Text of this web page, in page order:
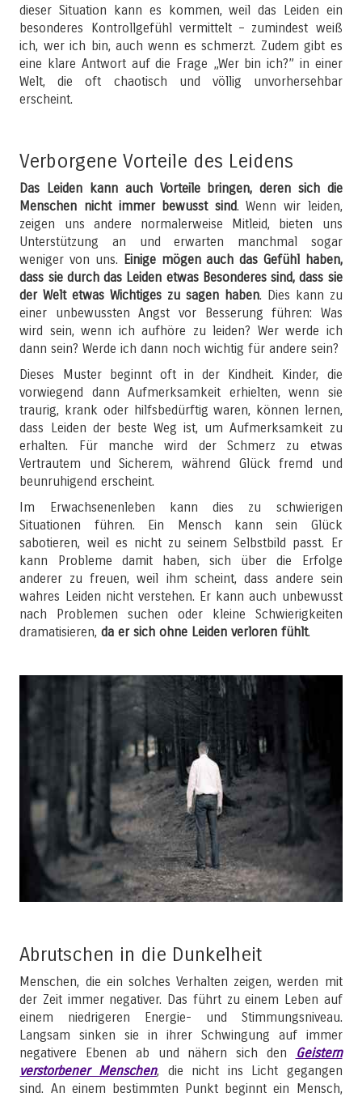
dieser Situation kann es kommen, weil das Leiden ein
besonderes Kontrollgefühl vermittelt – zumindest weiß
ich, wer ich bin, auch wenn es schmerzt. Zudem gibt es
eine klare Antwort auf die Frage „Wer bin ich?” in einer
Welt, die oft chaotisch und völlig unvorhersehbar
erscheint.
Verborgene Vorteile des Leidens
Das Leiden kann auch Vorteile bringen, deren sich die
Menschen nicht immer bewusst sind. Wenn wir leiden,
zeigen uns andere normalerweise Mitleid, bieten uns
Unterstützung an und erwarten manchmal sogar
weniger von uns. Einige mögen auch das Gefühl haben,
dass sie durch das Leiden etwas Besonderes sind, dass sie
der Welt etwas Wichtiges zu sagen haben. Dies kann zu
einer unbewussten Angst vor Besserung führen: Was
wird sein, wenn ich aufhöre zu leiden? Wer werde ich
dann sein? Werde ich dann noch wichtig für andere sein?
Dieses Muster beginnt oft in der Kindheit. Kinder, die
vorwiegend dann Aufmerksamkeit erhielten, wenn sie
traurig, krank oder hilfsbedürftig waren, können lernen,
dass Leiden der beste Weg ist, um Aufmerksamkeit zu
erhalten. Für manche wird der Schmerz zu etwas
Vertrautem und Sicherem, während Glück fremd und
beunruhigend erscheint.
Im Erwachsenenleben kann dies zu schwierigen
Situationen führen. Ein Mensch kann sein Glück
sabotieren, weil es nicht zu seinem Selbstbild passt. Er
kann Probleme damit haben, sich über die Erfolge
anderer zu freuen, weil ihm scheint, dass andere sein
wahres Leiden nicht verstehen. Er kann auch unbewusst
nach Problemen suchen oder kleine Schwierigkeiten
dramatisieren,da er sich ohne Leiden verloren fühlt.
Abrutschen in die Dunkelheit
Menschen, die ein solches Verhalten zeigen, werden mit
der Zeit immer negativer. Das führt zu einem Leben auf
einem niedrigeren Energie- und Stimmungsniveau.
Langsam sinken sie in ihrer Schwingung auf immer
negativere Ebenen ab und nähern sich den
Geistern
verstorbener Menschen, die nicht ins Licht gegangen
sind. An einem bestimmten Punkt beginnt ein Mensch,